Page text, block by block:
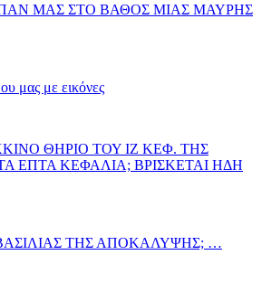
ΜΑΣ ΣΤΟ ΒΑΘΟΣ ΜΙΑΣ ΜΑΥΡΗΣ
μας με εικόνες
ΘΗΡΙΟ ΤΟΥ ΙΖ ΚΕΦ. ΤΗΣ
ΕΠΤΑ ΚΕΦΑΛΙΑ; ΒΡΙΣΚΕΤΑΙ ΗΔΗ
ΒΑΣΙΛΙΑΣ ΤΗΣ ΑΠΟΚΑΛΥΨΗΣ; …